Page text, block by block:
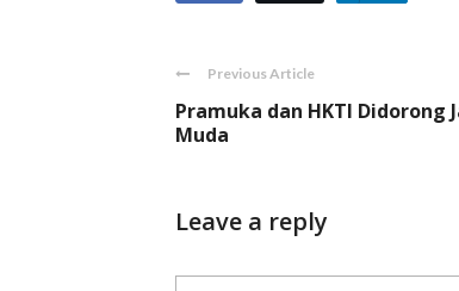
Previous Article
Pramuka dan HKTI Didorong
Muda
Leave a reply